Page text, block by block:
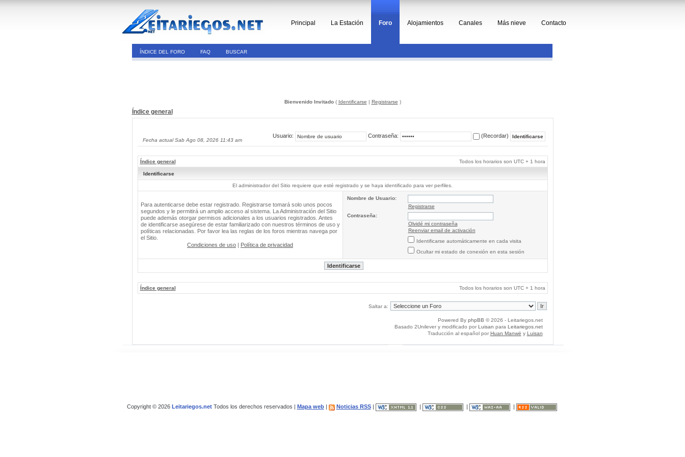
Principal La Estación Foro Alojamientos Canales Más nieve Contacto
ÍNDICE DEL FORO FAQ BUSCAR
Bienvenido Invitado( Identificarse | Registrarse )
Índice general
Fecha actual Sab Ago 08, 2026 11:43 am
Usuario: Contraseña: (Recordar)
Índice general Todos los horarios son UTC + 1 hora
Identificarse
El administrador del Sitio requiere que esté registrado y se haya identificado para ver perfiles.
Para autenticarse debe estar registrado. Registrarse tomará solo unos pocos
segundos y le permitirá un amplio acceso al sistema. La Administración del Sitio
puede además otorgar permisos adicionales a los usuarios registrados. Antes
de identificarse asegúrese de estar familiarizado con nuestros términos de uso y
políticas relacionadas. Por favor lea las reglas de los foros mientras navega por
el Sitio.
Condiciones de uso | Política de privacidad
Nombre de Usuario:
Registrarse
Contraseña:
Olvidé mi contraseña
Reenviar email de activación
Identificarse automáticamente en cada visita
Ocultar mi estado de conexión en esta sesión
Índice general Todos los horarios son UTC + 1 hora
Saltar a:
Powered By phpBB © 2026 - Leitariegos.net
Basado 2Unilever y modificado por Luisan para Leitariegos.net
Traducción al español por Huan Manwë y Luisan
Copyright © 2026 Leitariegos.netTodos los derechos reservados | Mapa web| Noticias RSS|